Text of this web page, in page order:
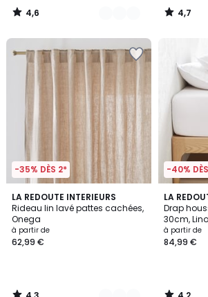
4,6
/
4,7
/
-35% DÈS 2*
LA REDOUTE INTERIEURS
Rideau lin lavé pattes cachées,
Onega
à partir de
62,99 €
4,3
/ 5
12
Couleurs
-40%
LA
Drap
30cm,
à partir de
84,99 €
4,2
/ 5
21
Couleurs